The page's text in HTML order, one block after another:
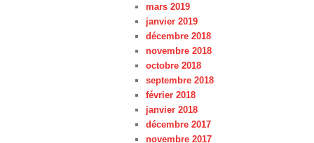
mars 2019
janvier 2019
décembre 2018
novembre 2018
octobre 2018
septembre 2018
février 2018
janvier 2018
décembre 2017
novembre 2017